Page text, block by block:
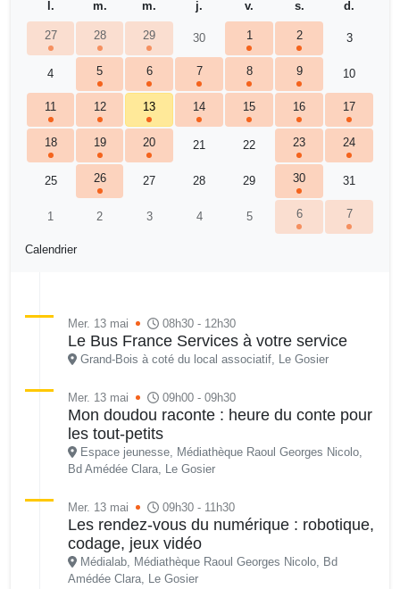
Calendrier
l. m. m. j. v. s. d.
27 28 29 30 1 2 3
4 5 6 7 8 9 10
11 12 13 14 15 16 17
18 19 20 21 22 23 24
25 26 27 28 29 30 31
1 2 3 4 5 6 7
Mer. 13 mai 08h30 - 12h30
Le Bus France Services à votre service
Grand-Bois à coté du local associatif, Le Gosier
Mer. 13 mai 09h00 - 09h30
Mon doudou raconte : heure du conte pour
les tout-petits
Espace jeunesse, Médiathèque Raoul Georges Nicolo,
Bd Amédée Clara, Le Gosier
Mer. 13 mai 09h30 - 11h30
Les rendez-vous du numérique : robotique,
codage, jeux vidéo
Médialab, Médiathèque Raoul Georges Nicolo, Bd
Amédée Clara, Le Gosier